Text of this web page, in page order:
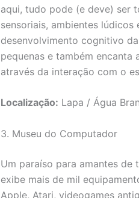
aqui, tudo pode (e deve) ser
sensoriais, ambientes
desenvolvimento cognitivo
pequenas e também
através da interação com o
Localização: Lapa / Água
3. Museu do Computador
Um paraíso para amantes de
exibe mais de mil
Apple, Atari, videogames